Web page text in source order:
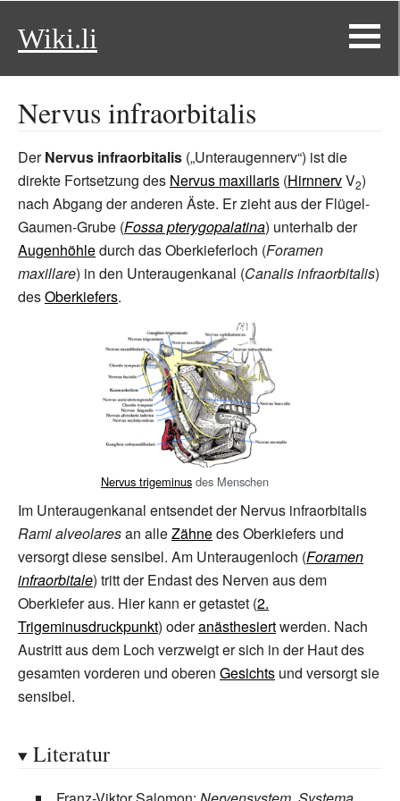
Wiki.li
Nervus infraorbitalis
DerNervus infraorbitalis („Unteraugennerv“) ist die
direkte Fortsetzung des Nervus maxillaris (HirnnervV2)
nach Abgang der anderen Äste. Er zieht aus der Flügel-
Gaumen-Grube (Fossa pterygopalatina) unterhalb der
Augenhöhledurch das Oberkieferloch (Foramen
maxillare) in den Unteraugenkanal (Canalis infraorbitalis)
desOberkiefers.
Nervus trigeminus des Menschen
Im Unteraugenkanal entsendet der Nervus infraorbitalis
Rami alveolaresan alleZähnedes Oberkiefers und
versorgt diese sensibel. Am Unteraugenloch (Foramen
infraorbitale) tritt der Endast des Nerven aus dem
Oberkiefer aus. Hier kann er getastet (2.
Trigeminusdruckpunkt) oderanästhesiertwerden. Nach
Austritt aus dem Loch verzweigt er sich in der Haut des
gesamten vorderen und oberen Gesichts und versorgt sie
sensibel.
Literatur